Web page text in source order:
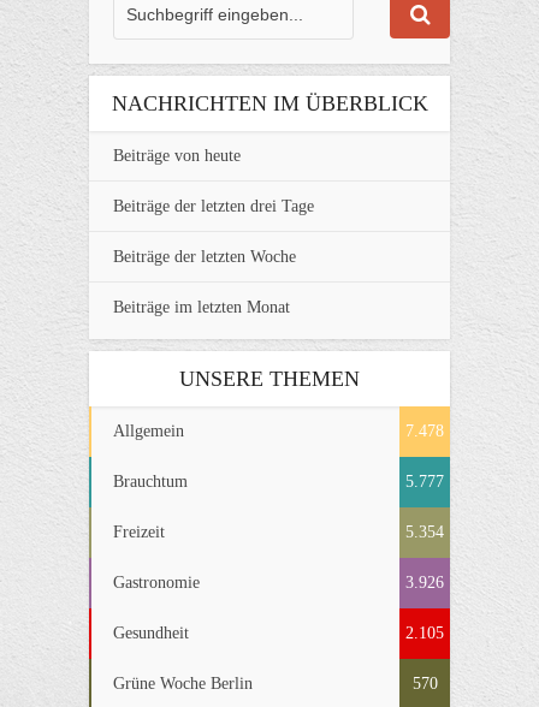
NACHRICHTEN IM ÜBERBLICK
Beiträge von heute
Beiträge der letzten drei Tage
Beiträge der letzten Woche
Beiträge im letzten Monat
UNSERE THEMEN
Allgemein 7.478
Brauchtum 5.777
Freizeit 5.354
Gastronomie 3.926
Gesundheit 2.105
Grüne Woche Berlin 570